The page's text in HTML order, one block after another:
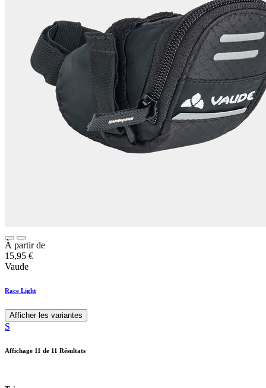
À partir de
15,95 €
Vaude
Race Light
Afficher les variantes
S
Affichage 11 de 11 Résultats